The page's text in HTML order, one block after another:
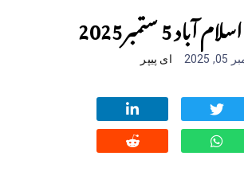
5 ستمبر2025
ای پیپر